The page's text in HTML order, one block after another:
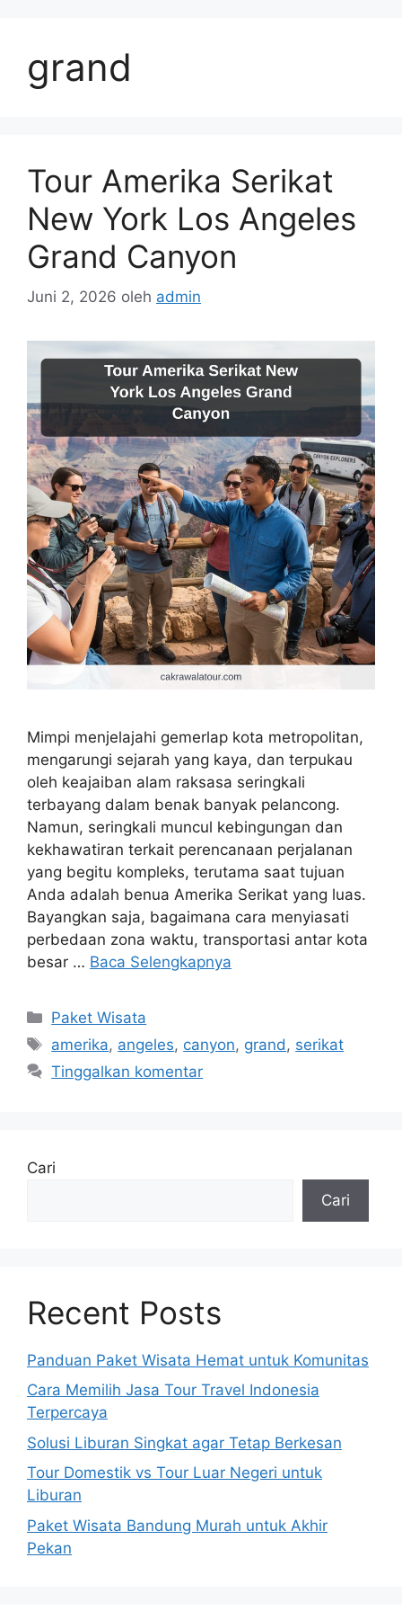
grand
Tour Amerika Serikat
New York Los Angeles
Grand Canyon
Juni 2, 2026 oleh admin
Mimpi menjelajahi gemerlap kota metropolitan,
mengarungi sejarah yang kaya, dan terpukau
oleh keajaiban alam raksasa seringkali
terbayang dalam benak banyak pelancong.
Namun, seringkali muncul kebingungan dan
kekhawatiran terkait perencanaan perjalanan
yang begitu kompleks, terutama saat tujuan
Anda adalah benua Amerika Serikat yang luas.
Bayangkan saja, bagaimana cara menyiasati
perbedaan zona waktu, transportasi antar kota
besar … Baca Selengkapnya
Kategori
Paket Wisata
Tag
amerika, angeles, canyon, grand , serikat
Tinggalkan komentar
Cari
Cari
Recent Posts
Panduan Paket Wisata Hemat untuk Komunitas
Cara Memilih Jasa Tour Travel Indonesia
Terpercaya
Solusi Liburan Singkat agar Tetap Berkesan
Tour Domestik vs Tour Luar Negeri untuk
Liburan
Paket Wisata Bandung Murah untuk Akhir
Pekan